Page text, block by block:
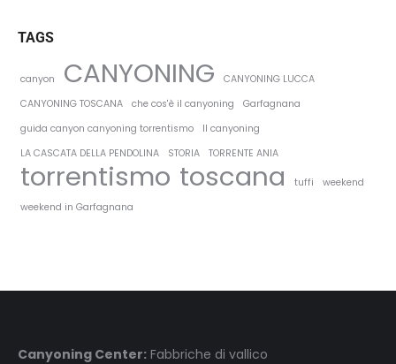
TAGS
canyon CANYONING
CANYONING LUCCA
CANYONING TOSCANA
che cos'è il canyoning
Garfagnana
guida canyon canyoning torrentismo
Il canyoning
LA CASCATA DELLA PENDOLINA
STORIA TORRENTE ANIA
torrentismo toscana tuffi
weekend
weekend in Garfagnana
Canyoning Center: Fabbriche di vallico